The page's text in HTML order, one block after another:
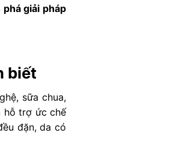
giải pháp
biết
sữa chua,
hỗ trợ ức chế
đặn, da có